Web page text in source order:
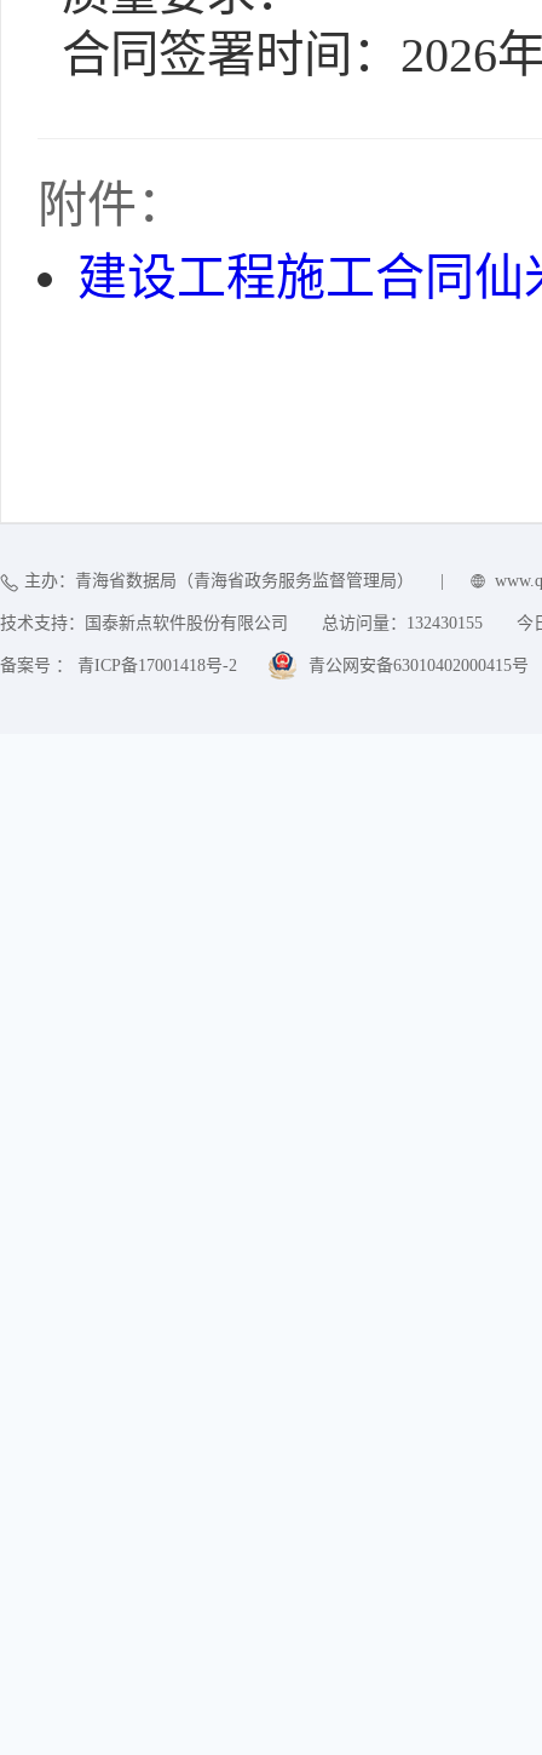
合同签署时间：2026
附件：
建设工程施工合同仙
主办：青海省数据局（青海省政务服务监督管理局）
技术支持：国泰新点软件股份有限公司 总访问量： 132430155 今
备案号 ： 青ICP备17001418号-2 青公网安备63010402000415号